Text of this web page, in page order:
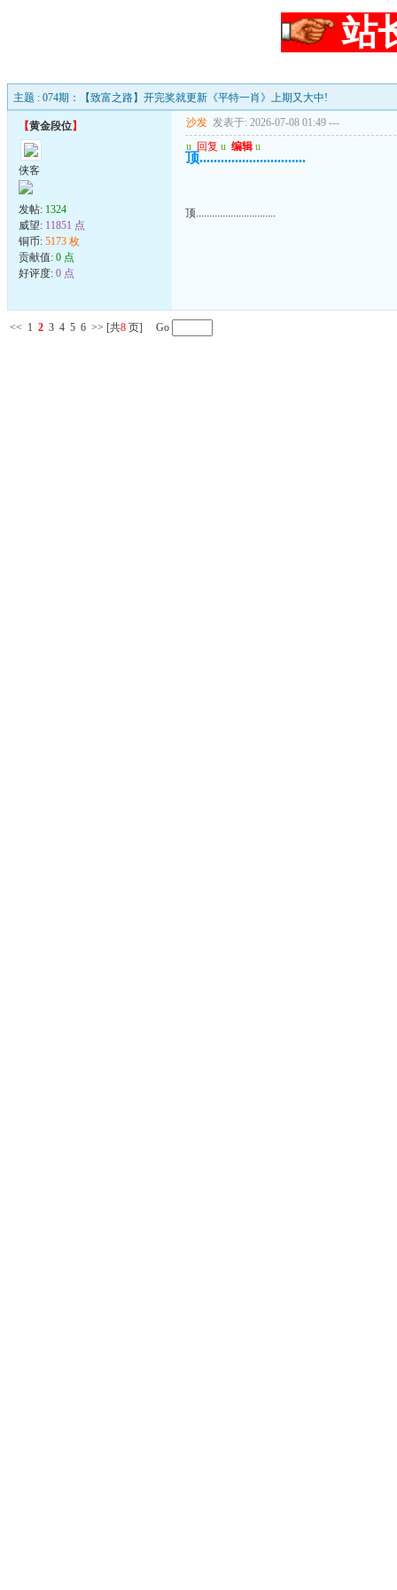
站
主题 : 074期：【致富之路】开完奖就更新《平特一肖》上期又大中!
【黄金段位】
侠客
发帖: 1324
威望: 11851 点
铜币: 5173 枚
贡献值: 0 点
好评度: 0 点
沙发 发表于: 2026-07-08 01:49 ---
u 回复 u 编辑 u
顶..............................
顶..............................
<< 1 2 3 4 5 6 >> [共8 页] Go